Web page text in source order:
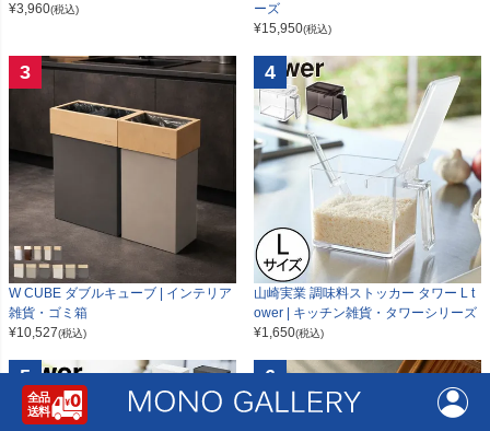
¥3,960(税込)
ーズ
¥15,950(税込)
3
W CUBE ダブルキューブ | インテリア
雑貨・ゴミ箱
¥10,527(税込)
4
山崎実業 調味料ストッカー タワー L t
ower | キッチン雑貨・タワーシリーズ
¥1,650(税込)
5 6